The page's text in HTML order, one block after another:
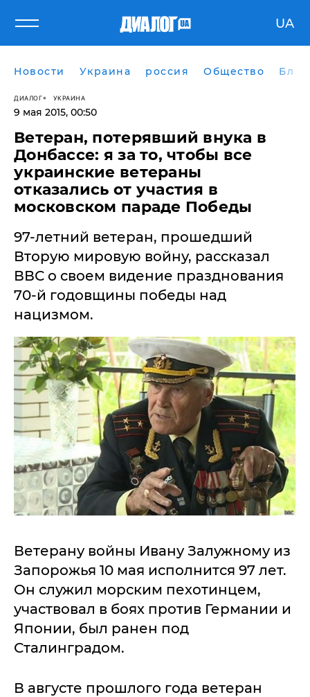
UA
Новости Украина россия Общество
ДИАЛОГ УКРАИНА
9 мая 2015, 00:50
Ветеран, потерявший внука в
Донбассе: я за то, чтобы все
украинские ветераны
отказались от участия в
московском параде Победы
97-летний ветеран, прошедший
Вторую мировую войну, рассказал
ВВС о своем видение празднования
70-й годовщины победы над
нацизмом.
Ветерану войны Ивану Залужному из
Запорожья 10 мая исполнится 97 лет.
Он служил морским пехотинцем,
участвовал в боях против Германии и
Японии, был ранен под
Сталинградом.
В августе прошлого года ветеран